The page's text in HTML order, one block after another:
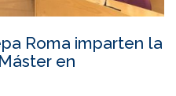
Roma imparten la
en